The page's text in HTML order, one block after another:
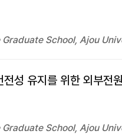
Graduate School, Ajou
전성 유지를 위한 외부전
Graduate School, Ajou